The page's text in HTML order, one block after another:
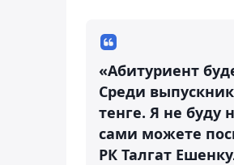
«Абитуриент
Среди
тенге. Я не буду
сами можете
РК Талгат